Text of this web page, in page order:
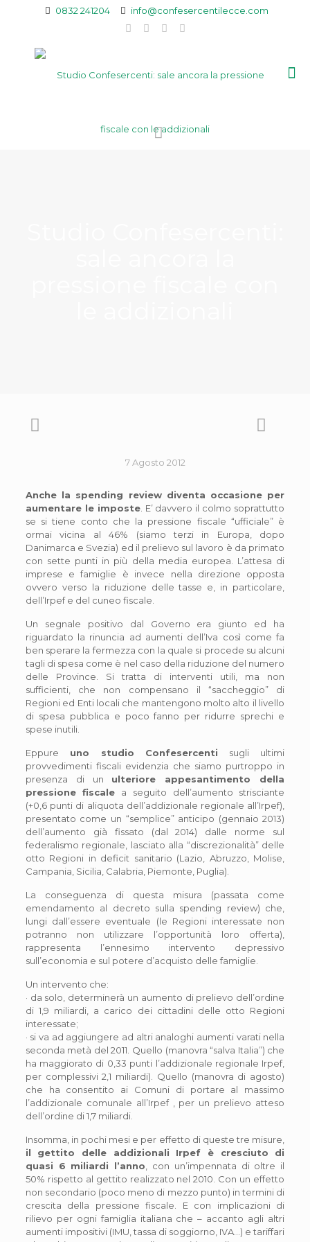
0832 241204 info@confesercentilecce.com
7 Agosto 2012
Anche la spending review diventa occasione per
aumentare le imposte. E’ davvero il colmo soprattutto
se si tiene conto che la pressione fiscale “ufficiale” è
ormai vicina al 46% (siamo terzi in Europa, dopo
Danimarca e Svezia) ed il prelievo sul lavoro è da primato
con sette punti in più della media europea. L’attesa di
imprese e famiglie è invece nella direzione opposta
ovvero verso la riduzione delle tasse e, in particolare,
dell’Irpef e del cuneo fiscale.
Un segnale positivo dal Governo era giunto ed ha
riguardato la rinuncia ad aumenti dell’Iva così come fa
ben sperare la fermezza con la quale si procede su alcuni
tagli di spesa come è nel caso della riduzione del numero
delle Province. Si tratta di interventi utili, ma non
sufficienti, che non compensano il “saccheggio” di
Regioni ed Enti locali che mantengono molto alto il livello
di spesa pubblica e poco fanno per ridurre sprechi e
spese inutili.
Eppure uno studio Confesercenti sugli ultimi
provvedimenti fiscali evidenzia che siamo purtroppo in
presenza di un ulteriore appesantimento della
pressione fiscale a seguito dell’aumento strisciante
(+0,6 punti di aliquota dell’addizionale regionale all’Irpef),
presentato come un “semplice” anticipo (gennaio 2013)
dell’aumento già fissato (dal 2014) dalle norme sul
federalismo regionale, lasciato alla “discrezionalità” delle
otto Regioni in deficit sanitario (Lazio, Abruzzo, Molise,
Campania, Sicilia, Calabria, Piemonte, Puglia).
La conseguenza di questa misura (passata come
emendamento al decreto sulla spending review) che,
lungi dall’essere eventuale (le Regioni interessate non
potranno non utilizzare l’opportunità loro offerta),
rappresenta l’ennesimo intervento depressivo
sull’economia e sul potere d’acquisto delle famiglie.
Un intervento che:
· da solo, determinerà un aumento di prelievo dell’ordine
di 1,9 miliardi, a carico dei cittadini delle otto Regioni
interessate;
· si va ad aggiungere ad altri analoghi aumenti varati nella
seconda metà del 2011. Quello (manovra “salva Italia”) che
ha maggiorato di 0,33 punti l’addizionale regionale Irpef,
per complessivi 2,1 miliardi). Quello (manovra di agosto)
che ha consentito ai Comuni di portare al massimo
l’addizionale comunale all’Irpef , per un prelievo atteso
dell’ordine di 1,7 miliardi.
Insomma, in pochi mesi e per effetto di queste tre misure,
il gettito delle addizionali Irpef è cresciuto di
quasi 6 miliardi l’anno , con un’impennata di oltre il
50% rispetto al gettito realizzato nel 2010. Con un effetto
non secondario (poco meno di mezzo punto) in termini di
crescita della pressione fiscale. E con implicazioni di
rilievo per ogni famiglia italiana che – accanto agli altri
aumenti impositivi (IMU, tassa di soggiorno, IVA…) e tariffari